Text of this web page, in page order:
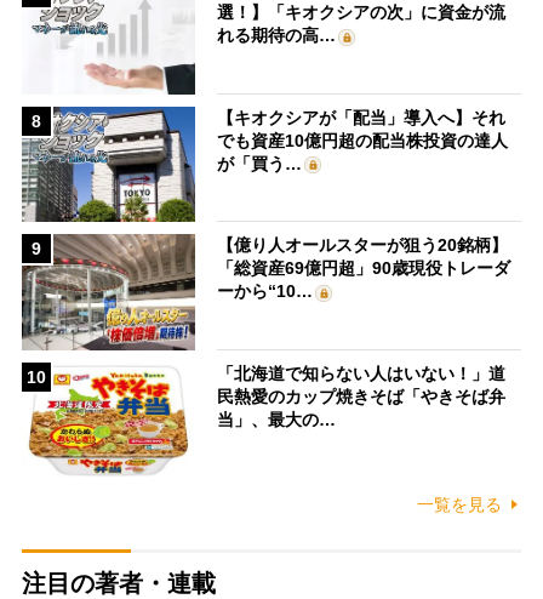
選！】「キオクシアの次」に資金が流
れる期待の高…
8
【キオクシアが「配当」導入へ】それ
でも資産10億円超の配当株投資の達人
が「買う…
9
【億り人オールスターが狙う20銘柄】
「総資産69億円超」90歳現役トレーダ
ーから“10…
10
「北海道で知らない人はいない！」道
民熱愛のカップ焼きそば「やきそば弁
当」、最大の…
一覧を見る
注目の著者・連載